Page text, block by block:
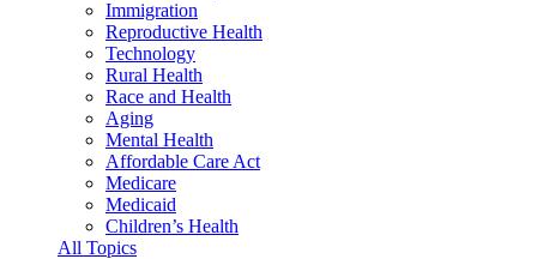
Immigration
Reproductive Health
Technology
Rural Health
Race and Health
Aging
Mental Health
Affordable Care Act
Medicare
Medicaid
Children’s Health
All Topics